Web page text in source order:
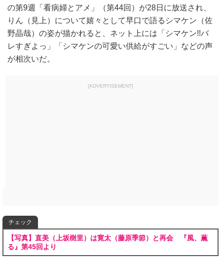
の第9週「看病婦とアメ」（第44回）が28日に放送され、
りん（見上）について嬉々として早口で語るシマケン（佐
野晶哉）の姿が描かれると、ネット上には「シマケン!!バ
レすぎよっ」「シマケンの可愛い供給がすごい」などの声
が相次いだ。
[ADVERTISEMENT]
チェック
【写真】直美（上坂樹里）は寛太（藤原季節）と再会 『風、薫
る』第45回より